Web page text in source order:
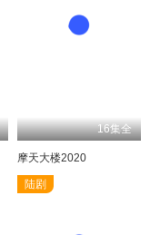
16集全
摩天大楼2020
陆剧